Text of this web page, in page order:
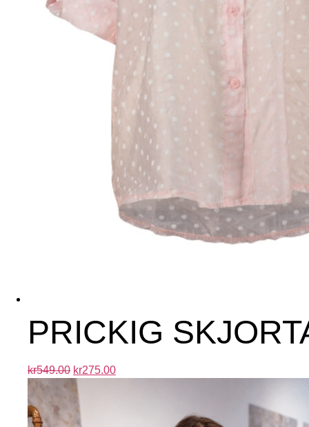
PRICKIG
kr549.00 kr275.00